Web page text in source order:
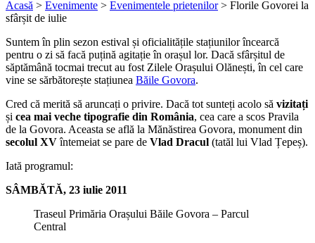
Acasă > Evenimente > Evenimentele prietenilor> Florile Govorei la
sfârșit de iulie
Suntem în plin sezon estival și oficialitățile stațiunilor încearcă
pentru o zi să facă puțină agitație în orașul lor. Dacă sfârșitul de
săptămână tocmai trecut au fost Zilele Orașului Olănești, în cel care
vine se sărbătorește stațiunea Băile Govora.
Cred că merită să aruncați o privire. Dacă tot sunteți acolo să vizitați
și cea mai veche tipografie din România, cea care a scos Pravila
de la Govora. Aceasta se află la Mănăstirea Govora, monument din
secolul XVîntemeiat se pare de Vlad Dracul (tatăl lui Vlad Țepeș).
Iată programul:
SÂMBĂTĂ, 23 iulie 2011
Traseul Primăria Orașului Băile Govora – Parcul
Central